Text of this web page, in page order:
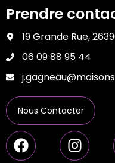
Prendre
19 Grande Rue,
06 09 88 95 44
Nous Contacter